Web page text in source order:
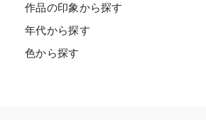
作品の印象から探す
年代から探す
色から探す